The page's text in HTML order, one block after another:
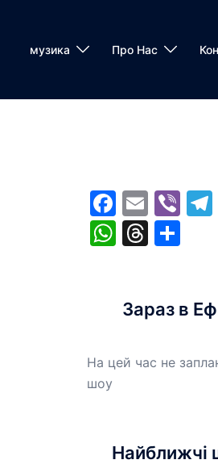
музика Про Нас
Email
Зараз в
На цей час не
шоу
Найближчі